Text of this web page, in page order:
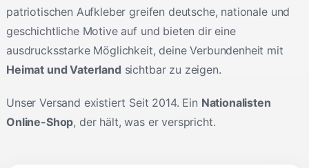
patriotischen Aufkleber greifen deutsche, nationale und
geschichtliche Motive auf und bieten dir eine
ausdrucksstarke Möglichkeit, deine Verbundenheit mit
Heimat und Vaterland sichtbar zu zeigen.
Unser Versand existiert Seit 2014. Ein Nationalisten
Online-Shop, der hält, was er verspricht.